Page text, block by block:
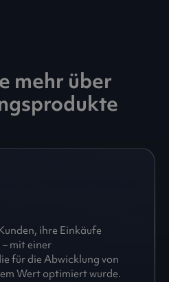
mehr über
ihre Einkäufe
– mit einer
für die Abwicklung von
Wert optimiert wurde.